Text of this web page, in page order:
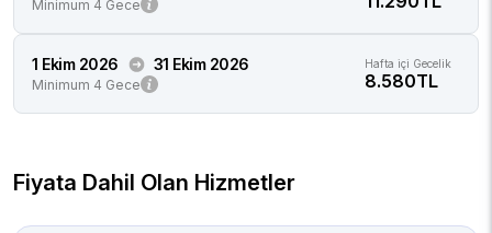
Minimum 4 Gece
1 Ekim 2026 31 Ekim 2026
Minimum 4 Gece
Hafta içi Gecelik
8.580TL
Fiyata Dahil Olan Hizmetler